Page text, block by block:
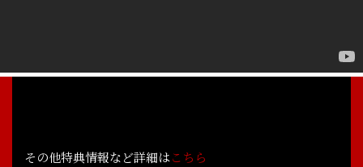
その他特典情報など詳細はこちら